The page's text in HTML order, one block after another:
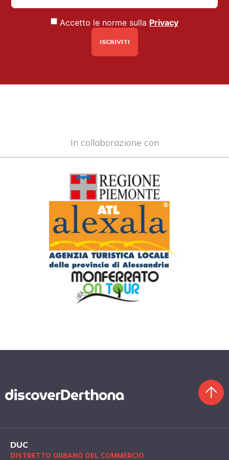
Accetto le norme sulla Privacy
In collaborazione con
DUC
DISTRETTO URBANO DEL COMMERCIO